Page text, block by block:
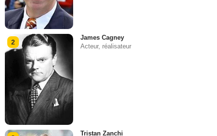
2
James Cagney
Acteur, réalisateur
Tristan Zanchi